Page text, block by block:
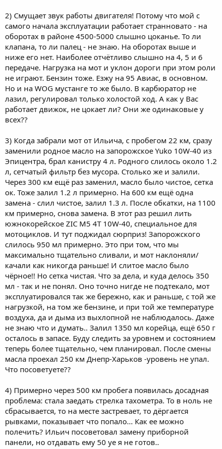
2) Смущает звук работы двигателя! Потому что мой с
самого начала эксплуатации работает странновато - на
оборотах в районе 4500-5000 слышно цоканье. То ли
клапана, то ли палец - не знаю. На оборотах выше и
ниже его нет. Наиболее отчётливо слышно на 4, 5 и 6
передаче. Нагрузка на мот и уклон дороги при этом роли
не играют. Бензин тоже. Езжу на 95 Авиас, в основном.
Но и на WOG мустанге то же было. В карбюратор не
лазил, регулировал только холостой ход. А как у Вас
работает движок, не цокает ли? Они же одинаковые у
всех??
3) Когда забрали мот от Ильича, с пробегом 22 км, сразу
заменили родное масло на запорожское Yuko 10W-40 из
Эпицентра, брал канистру 4 л. Родного слилось около 1.2
л, сетчатый фильтр без мусора. Столько же и залили.
Через 300 км ещё раз заменил, масло было чистое, сетка
ок. Тоже залил 1.2 л примерно. На 600 км ещё одна
замена - слил чистое, залил 1.3 л. После обкатки, на 1100
км примерно, снова замена. В этот раз решил лить
южнокорейское ZIC M5 4T 10W-40, специальное для
мотоциклов. И тут поджидал сюрприз! Запорожского
слилось 950 мл примерно. Это при том, что мы
максимально тщательно сливали, и мот наклоняли/
качали как никогда раньше! И слитое масло было
чёрное!! Но сетка чистая. Что за дела, и куда делось 350
мл - так и не понял. Оно точно нигде не подтекало, мот
эксплуатировался так же бережно, как и раньше, с той же
нагрузкой, на том же бензине, и при той же температуре
воздуха, да и дыма из выхлопной не наблюдалось. Даже
не знаю что и думать.. Залил 1350 мл корейца, ещё 650 г
осталось в запасе. Буду следить за уровнем и состоянием
теперь более тщательно, чем планировал. После смены
масла проехал 250 км Днепр-Харьков -уровень не упал.
Что посоветуете??
4) Примерно через 500 км пробега появилась досадная
проблема: стала заедать стрелка тахометра. То в ноль не
сбрасывается, то на месте застревает, то дёргается
рывками, показывает что попало... Как ее можно
полечить? Ильич посоветовал замену приборной
панели, но отдавать ему 50 уе я не готов..